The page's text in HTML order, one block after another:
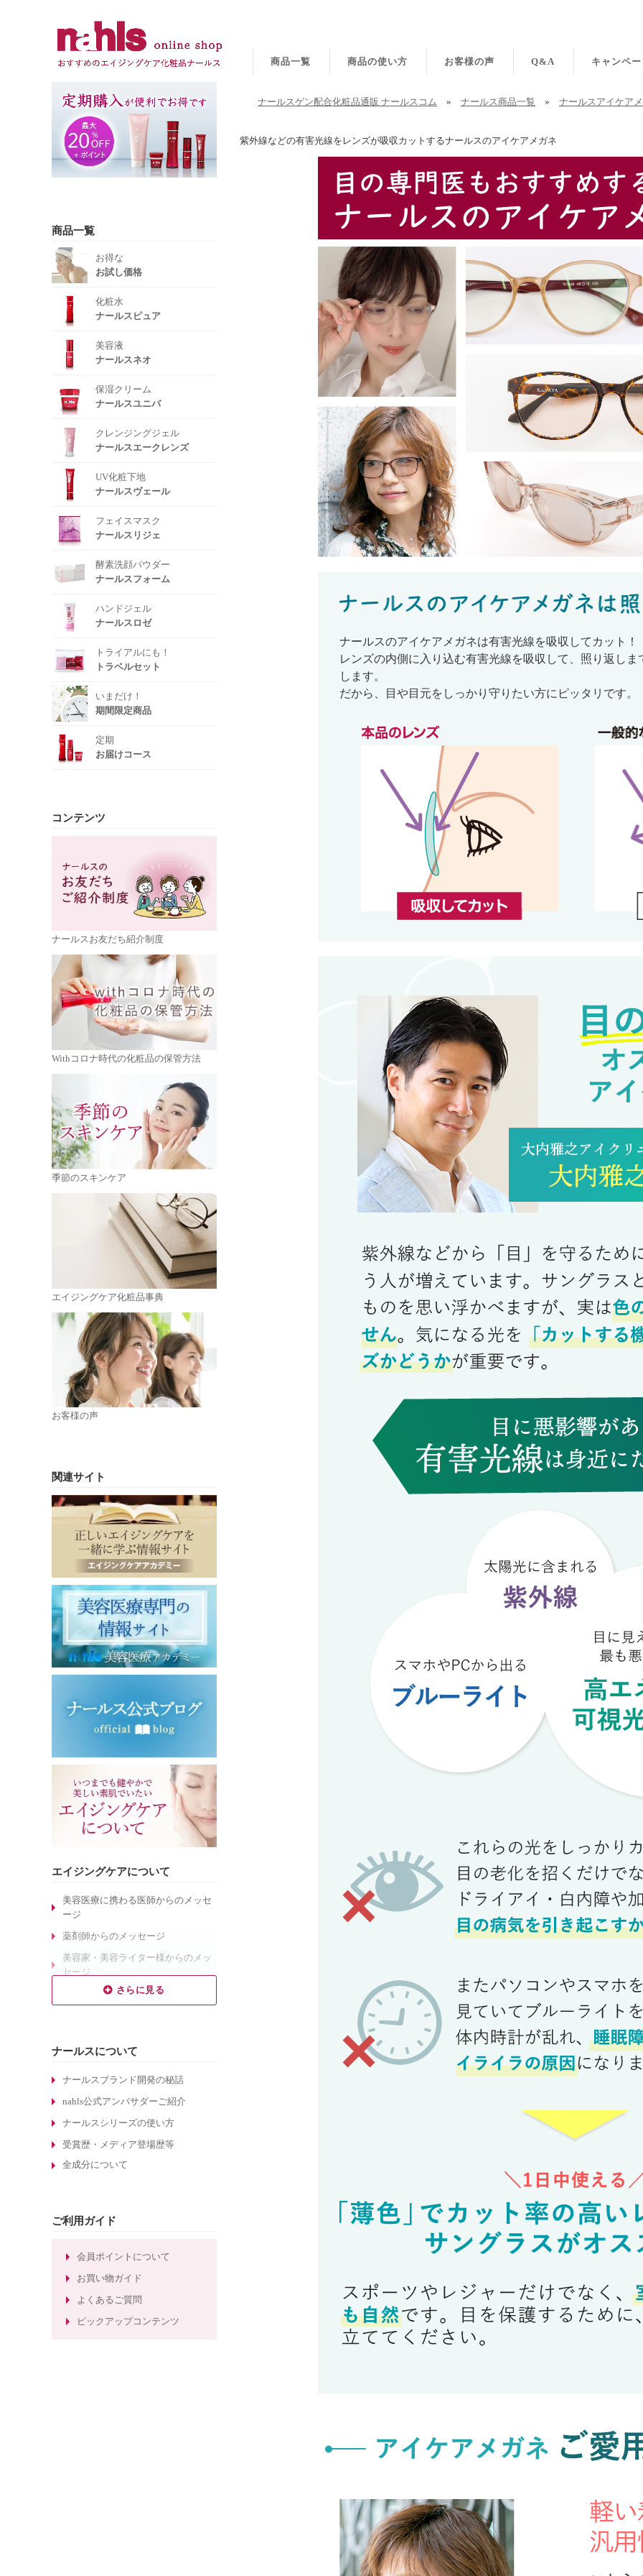
商品一覧 商品の使い方 お客様の声 Q&A キャンペ
商品一覧
お得な
お試し価格
化粧水
ナールスピュア
美容液
ナールスネオ
保湿クリーム
ナールスユニバ
クレンジングジェル
ナールスエークレンズ
UV化粧下地
ナールスヴェール
フェイスマスク
ナールスリジェ
酵素洗顔パウダー
ナールスフォーム
ハンドジェル
ナールスロゼ
トライアルにも！
トラベルセット
いまだけ！
期間限定商品
定期
お届けコース
コンテンツ
ナールスお友だち紹介制度
Withコロナ時代の化粧品の保管方法
季節のスキンケア
エイジングケア化粧品事典
お客様の声
関連サイト
エイジングケアについて
美容医療に携わる医師からのメッセ
ージ
薬剤師からのメッセージ
美容家・美容ライター様からのメッ
セージ
乾燥肌対策のエイジングケア
毛穴対策のエイジングケア
くすみ対策のエイジングケア
ターンオーバーについて
酵素洗顔について
エイジングケア化粧品の選び方
敏感肌化粧品の選び方
ほうれい線対策のエイジングケア化
粧水
ナールスについて
ナールスブランド開発の秘話
nahls公式アンバサダーご紹介
ナールスシリーズの使い方
受賞歴・メディア登場歴等
全成分について
ご利用ガイド
会員ポイントについて
お買い物ガイド
よくあるご質問
ピックアップコンテンツ
ナールスゲン配合化粧品通販 ナールスコム » ナールス商品一覧 » ナールスアイケア
紫外線などの有害光線をレンズが吸収カットするナールスのアイケアメガネ
ナールスのアイケアメガネは有害光線を吸収してカット！
レンズの内側に入り込む有害光線を吸収して、照り返しま
します。
だから、目や目元をしっかり守りたい方にピッタリです。